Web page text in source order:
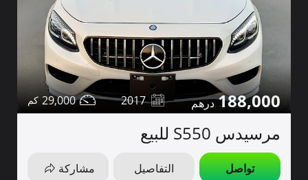
188,000
2017
29,000
مرسيدس S550 للبيع
تواصل التفاصيل مشاركة